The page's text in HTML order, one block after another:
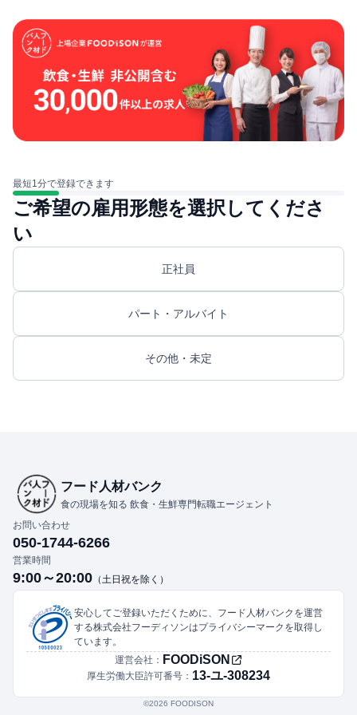
最短1分で登録できます
ご希望の雇用形態を選択してくださ
い
正社員
パート・アルバイト
その他・未定
フード人材バンク
食の現場を知る 飲食・生鮮専門転職エージェント
お問い合わせ
050-1744-6266
営業時間
9:00～20:00 （土日祝を除く）
安心してご登録いただくために、フード人材バンクを運営
する株式会社フーディソンはプライバシーマークを取得し
ています。
運営会社： FOODiSON
厚生労働大臣許可番号： 13-ユ-308234
©︎2026 FOODISON